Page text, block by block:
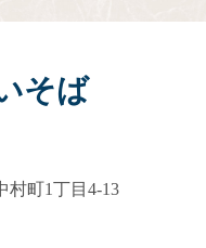
そば
村町1丁目4-13